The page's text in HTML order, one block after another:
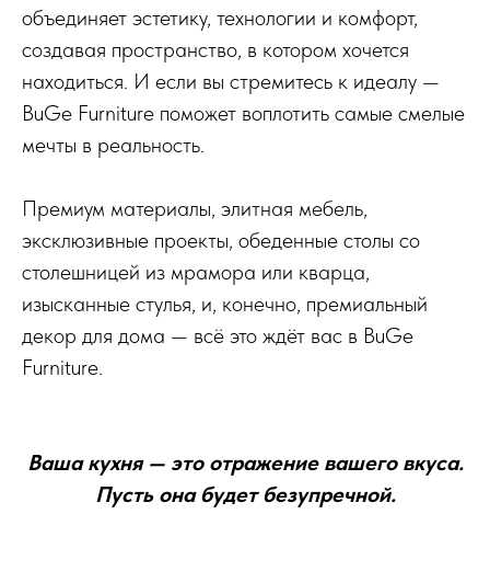
объединяет эстетику, технологии и комфорт,
создавая пространство, в котором хочется
находиться. И если вы стремитесь к идеалу —
BuGe Furniture поможет воплотить самые смелые
мечты в реальность.
Премиум материалы, элитная мебель,
эксклюзивные проекты, обеденные столы со
столешницей из мрамора или кварца,
изысканные стулья, и, конечно, премиальный
декор для дома — всё это ждёт вас в BuGe
Furniture.
Ваша кухня — это отражение вашего вкуса.
Пусть она будет безупречной.